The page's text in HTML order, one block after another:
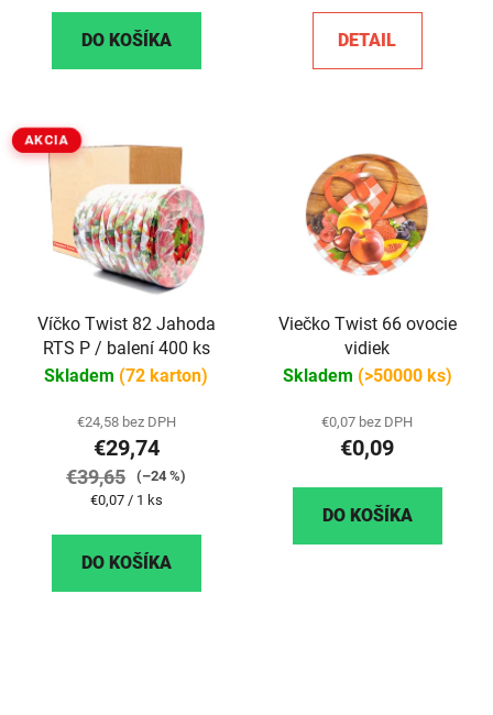
DO KOŠÍKA DETAIL
AKCIA
Víčko Twist 82 Jahoda
RTS P / balení 400 ks
Skladem (72 karton)
€24,58 bez DPH
€29,74
€39,65
(–24 %)
Jednotková
€0,07 / 1 ks
DO KOŠÍKA
Viečko Twist 66 ovocie
vidiek
Skladem (>50000 ks)
€0,07 bez DPH
€0,09
DO KOŠÍKA